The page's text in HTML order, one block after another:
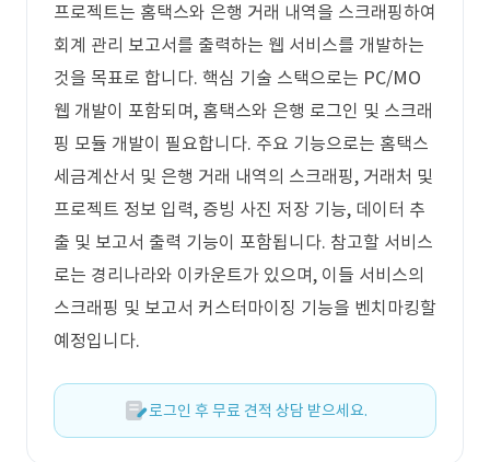
프로젝트는 홈택스와 은행 거래 내역을 스크래핑하여
회계 관리 보고서를 출력하는 웹 서비스를 개발하는
것을 목표로 합니다. 핵심 기술 스택으로는 PC/MO
웹 개발이 포함되며, 홈택스와 은행 로그인 및 스크래
핑 모듈 개발이 필요합니다. 주요 기능으로는 홈택스
세금계산서 및 은행 거래 내역의 스크래핑, 거래처 및
프로젝트 정보 입력, 증빙 사진 저장 기능, 데이터 추
출 및 보고서 출력 기능이 포함됩니다. 참고할 서비스
로는 경리나라와 이카운트가 있으며, 이들 서비스의
스크래핑 및 보고서 커스터마이징 기능을 벤치마킹할
예정입니다.
로그인 후 무료 견적 상담 받으세요.